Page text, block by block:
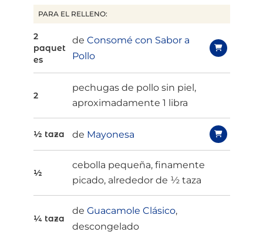
PARA EL RELLENO:
2
paquet
es
de Consomé con Sabor a
Pollo
2
pechugas de pollo sin piel,
aproximadamente 1 libra
½ taza de Mayonesa
½
cebolla pequeña, finamente
picado, alrededor de ½ taza
¼ taza
de Guacamole Clásico,
descongelado